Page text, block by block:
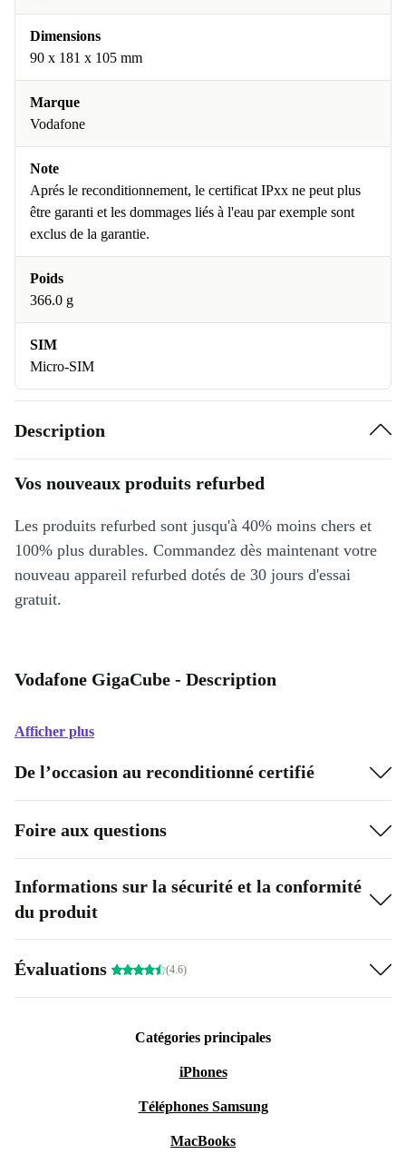
Dimensions
90 x 181 x 105 mm
Marque
Vodafone
Note
Aprés le reconditionnement, le certificat IPxx ne peut plus
être garanti et les dommages liés à l'eau par exemple sont
exclus de la garantie.
Poids
366.0 g
SIM
Micro-SIM
Description
Vos nouveaux produits refurbed
Les produits refurbed sont jusqu'à 40% moins chers et
100% plus durables. Commandez dès maintenant votre
nouveau appareil refurbed dotés de 30 jours d'essai
gratuit.
Vodafone GigaCube - Description
Afficher plus
De l’occasion au reconditionné certifié
Foire aux questions
Informations sur la sécurité et la conformité
du produit
Évaluations (4.6)
Catégories principales
iPhones
Téléphones Samsung
MacBooks